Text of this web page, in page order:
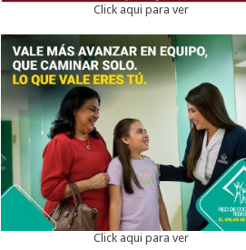
Click aqui para ver
Click aqui para ver